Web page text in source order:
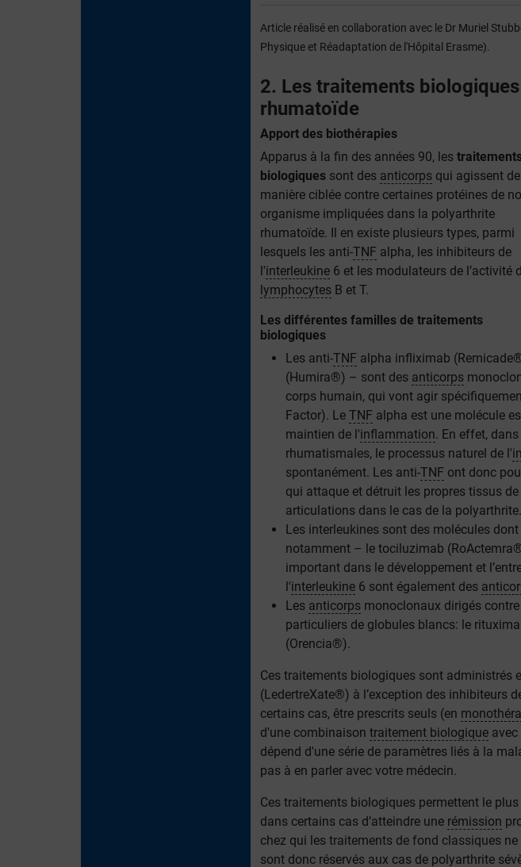
Article réalisé en collaboration avec le Dr Muriel
Physique et Réadaptation de l'Hôpital Erasme).
2. Les traitements
rhumatoïde
Apport des biothérapies
Apparus à la fin des années 90, les
biologiquessont des anticorpsqui agissent de
manière ciblée contre certaines protéines de
organisme impliquées dans la polyarthrite
rhumatoïde. Il en existe plusieurs types, parmi
lesquels les anti-TNFalpha, les inhibiteurs de
l'interleukine6 et les modulateurs de l’activité
lymphocytesB et T.
Les différentes familles de traitements
biologiques
Les anti-TNFalpha infliximab
(Humira®) – sont des anticorps
corps humain, qui vont agir
Factor). Le TNFalpha est une molécule
maintien de l'inflammation. En effet,
rhumatismales, le processus naturel de l'
spontanément. Les anti-TNFont donc
qui attaque et détruit les propres tissus
articulations dans le cas de la polyarthrite.
Les interleukines sont des molécules dont
notamment – le tociluzimab
important dans le développement et
l'interleukine6 sont également des
Les anticorpsmonoclonaux dirigés
particuliers de globules blancs: le
(Orencia®).
Ces traitements biologiques sont administrés
(LedertreXate®) à l’exception des inhibiteurs
certains cas, être prescrits seuls (en
d'une combinaison traitement biologiqueavec
dépend d'une série de paramètres liés à la
pas à en parler avec votre médecin.
Ces traitements biologiques permettent le
dans certains cas d’atteindre une rémission
chez qui les traitements de fond classiquesne
sont donc réservés aux cas de polyarthrite